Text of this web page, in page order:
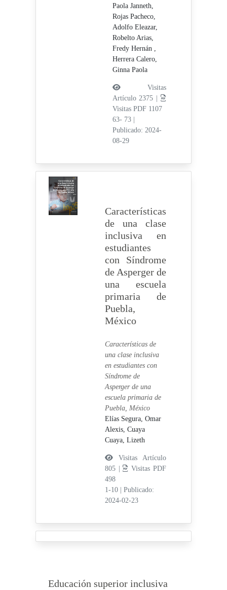
Paola Janneth,
Rojas Pacheco,
Adolfo Eleazar,
Robelto Arias,
Fredy Hernán ,
Herrera Calero,
Ginna Paola
Visitas
Artículo 2375 |
Visitas PDF 1107
63- 73
Publicado: 2024-
08-29
Características
de una clase
inclusiva en
estudiantes
con Síndrome
de Asperger de
una escuela
primaria de
Puebla,
México
Características de
una clase inclusiva
en estudiantes con
Síndrome de
Asperger de una
escuela primaria de
Puebla, México
Elías Segura, Omar
Alexis, Cuaya
Cuaya, Lizeth
Visitas Artículo
805 |
Visitas PDF
498
1-10
Publicado:
2024-02-23
Educación superior inclusiva